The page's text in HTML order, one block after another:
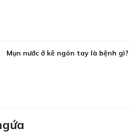
Mụn nước ở kẽ ngón tay là bệnh gì?